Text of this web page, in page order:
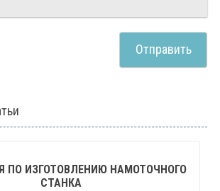
ПО ИЗГОТОВЛЕНИЮ НАМОТОЧНОГО
СТАНКА